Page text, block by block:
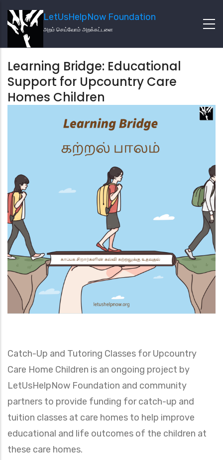
LetUsHelpNow Foundation
அறம் செய்வோம் அறக்கட்டளை
Learning Bridge: Educational
Support for Upcountry Care
Homes Children
Catch-Up and Tutoring Classes for Upcountry
Care Home Children is an ongoing project by
LetUsHelpNow Foundation and community
partners to provide funding for catch-up and
tuition classes at care homes to help improve
educational and life outcomes of the children at
these care homes.